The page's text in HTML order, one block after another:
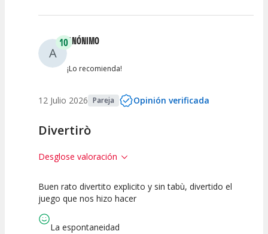
A
10ANÓNIMO
¡Lo recomienda!
12 Julio 2026 Pareja Opinión verificada
Divertirò
Desglose valoración
10
Espectáculo
10
Escena
10
Buen rato divertito explicito y sin tabù, divertido el
juego que nos hizo hacer
La espontaneidad